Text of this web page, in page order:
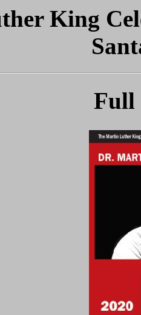
King
Full